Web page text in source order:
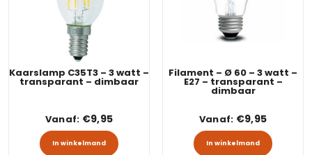
Kaarslamp C35T3 – 3 watt –
transparant – dimbaar
Vanaf: €9,95
In winkelmand Dit product heeft meerdere variaties.
Filament – Ø 60 – 3 watt –
E27 – transparant –
dimbaar
Vanaf: €9,95
In winkelmand Dit